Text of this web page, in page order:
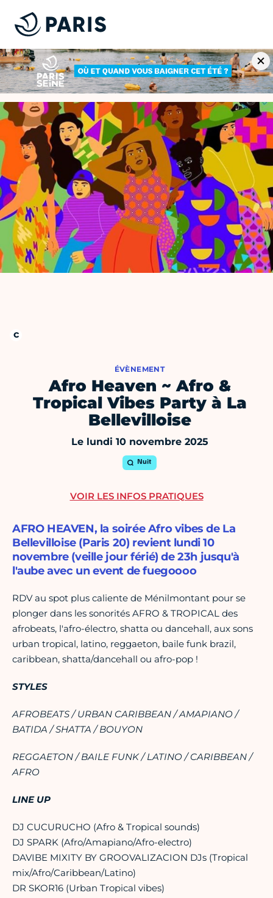
ÉVÈNEMENT
Afro Heaven ~ Afro &
Tropical Vibes Party à La
Bellevilloise
Le lundi 10 novembre 2025
Nuit
AFRO HEAVEN, la soirée Afro vibes de La
Bellevilloise (Paris 20) revient lundi 10
novembre (veille jour férié) de 23h jusqu'à
l'aube avec un event de fuegoooo
RDV au spot plus caliente de Ménilmontant pour se
plonger dans les sonorités AFRO & TROPICAL des
afrobeats, l'afro-électro, shatta ou dancehall, aux sons
urban tropical, latino, reggaeton, baile funk brazil,
caribbean, shatta/dancehall ou afro-pop !
STYLES
AFROBEATS / URBAN CARIBBEAN / AMAPIANO /
BATIDA / SHATTA / BOUYON
REGGAETON / BAILE FUNK / LATINO / CARIBBEAN /
AFRO
LINE UP
DJ CUCURUCHO (Afro & Tropical sounds)
DJ SPARK (Afro/Amapiano/Afro-electro)
DAVIBE MIXITY BY GROOVALIZACION DJs (Tropical
mix/Afro/Caribbean/Latino)
DR SKOR16 (Urban Tropical vibes)
VOIR LES INFOS PRATIQUES